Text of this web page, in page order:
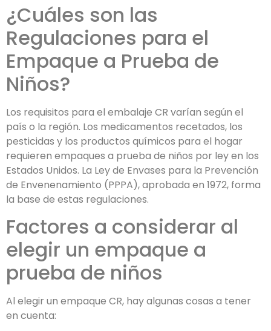
¿Cuáles son las
Regulaciones para el
Empaque a Prueba de
Niños?
Los requisitos para el embalaje CR varían según el
país o la región. Los medicamentos recetados, los
pesticidas y los productos químicos para el hogar
requieren empaques a prueba de niños por ley en los
Estados Unidos. La Ley de Envases para la Prevención
de Envenenamiento (PPPA), aprobada en 1972, forma
la base de estas regulaciones.
Factores a considerar al
elegir un empaque a
prueba de niños
Al elegir un empaque CR, hay algunas cosas a tener
en cuenta: